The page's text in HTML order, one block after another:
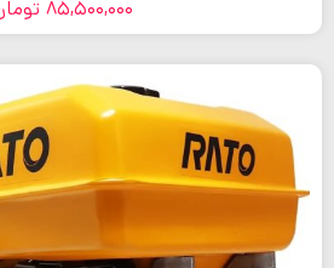
85,500,000